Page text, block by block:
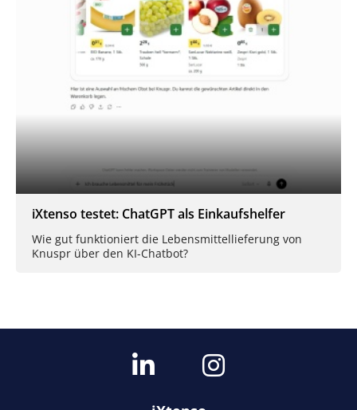
iXtenso testet: ChatGPT als Einkaufshelfer
Wie gut funktioniert die Lebensmittellieferung von
Knuspr über den KI-Chatbot?